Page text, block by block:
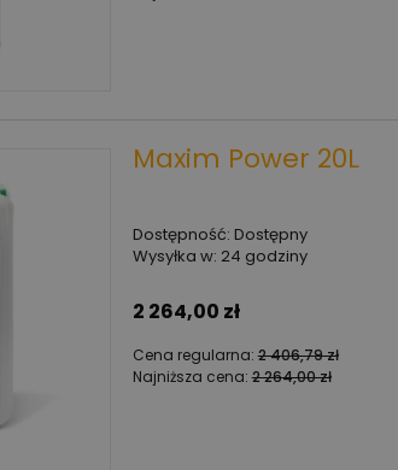
Maxim Power 20L
Dostępność: Dostępny
Wysyłka w: 24 godziny
2 264,00 zł
Cena regularna:2 406,79 zł
Najniższa cena:2 264,00 zł